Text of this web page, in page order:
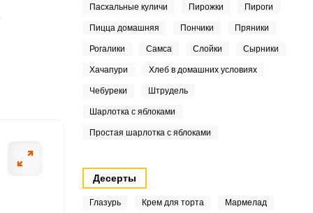
Пасхальные куличи Пирожки Пироги
Пицца домашняя Пончики Пряники
Рогалики Самса Слойки Сырники
Хачапури Хлеб в домашних условиях
Чебуреки Штрудель
Шарлотка с яблоками
Простая шарлотка с яблоками
Десерты
Глазурь Крем для торта Мармелад